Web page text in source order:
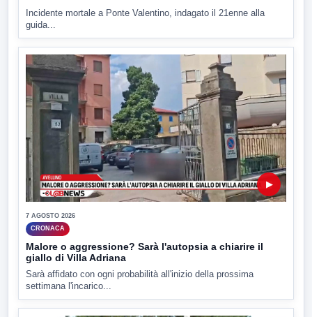
Incidente mortale a Ponte Valentino, indagato il 21enne alla
guida...
▶
7 AGOSTO 2026
CRONACA
Malore o aggressione? Sarà l'autopsia a chiarire il
giallo di Villa Adriana
Sarà affidato con ogni probabilità all'inizio della prossima
settimana l'incarico...